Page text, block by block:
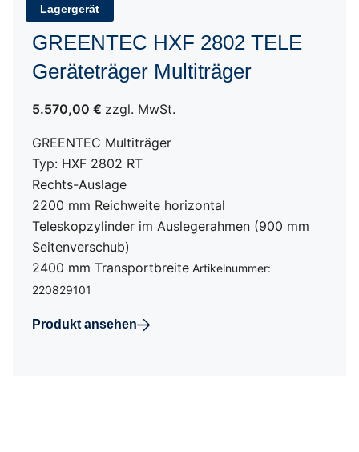
Lagergerät
GREENTEC HXF 2802 TELE
Geräteträger Multiträger
5.570,00 € zzgl. MwSt.
GREENTEC Multiträger
Typ: HXF 2802 RT
Rechts-Auslage
2200 mm Reichweite horizontal
Teleskopzylinder im Auslegerahmen (900 mm
Seitenverschub)
2400 mm Transportbreite Artikelnummer:
220829101
Produkt ansehen